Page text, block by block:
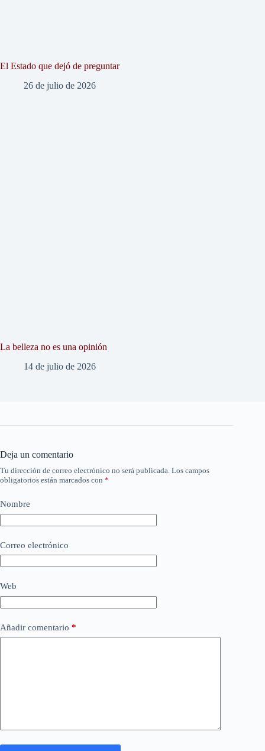
El Estado que dejó de preguntar
26 de julio de 2026
La belleza no es una opinión
14 de julio de 2026
Deja un comentario
Tu dirección de correo electrónico no será publicada. Los campos
obligatorios están marcados con *
Nombre
Correo electrónico
Web
Añadir comentario *